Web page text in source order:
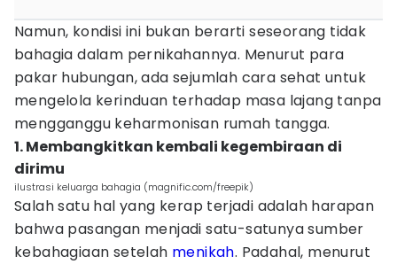
Namun, kondisi ini bukan berarti seseorang tidak
bahagia dalam pernikahannya. Menurut para
pakar hubungan, ada sejumlah cara sehat untuk
mengelola kerinduan terhadap masa lajang tanpa
mengganggu keharmonisan rumah tangga.
1. Membangkitkan kembali kegembiraan di
dirimu
ilustrasi keluarga bahagia (magnific.com/freepik)
Salah satu hal yang kerap terjadi adalah harapan
bahwa pasangan menjadi satu-satunya sumber
kebahagiaan setelah menikah. Padahal, menurut